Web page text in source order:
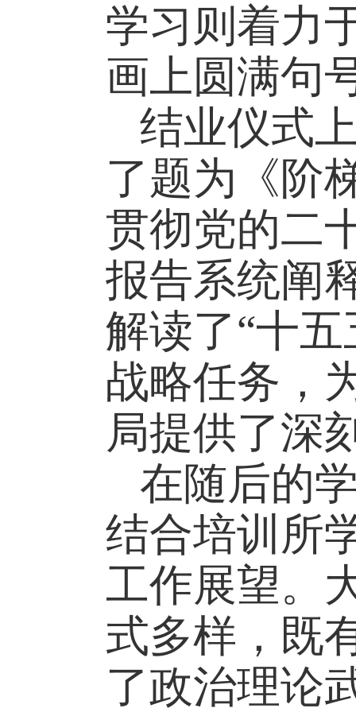
学习则着力
画上圆满句
结业仪式
了题为《阶
贯彻党的二
报告系统阐
解读了“十
战略任务，
局提供了深
在随后的
结合培训所
工作展望。
式多样，既
了政治理论